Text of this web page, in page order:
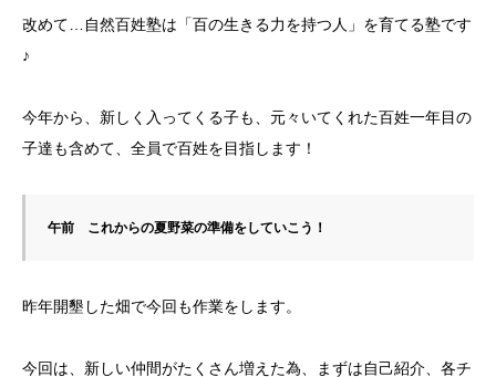
改めて…自然百姓塾は「百の生きる力を持つ人」を育てる塾です
♪
今年から、新しく入ってくる子も、元々いてくれた百姓一年目の
子達も含めて、全員で百姓を目指します！
午前　これからの夏野菜の準備をしていこう！
昨年開墾した畑で今回も作業をします。
今回は、新しい仲間がたくさん増えた為、まずは自己紹介、各チ